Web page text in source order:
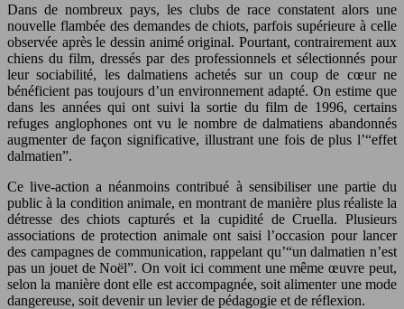
Dans de nombreux pays, les clubs de race constatent alors une
nouvelle flambée des demandes de chiots, parfois supérieure à celle
observée après le dessin animé original. Pourtant, contrairement aux
chiens du film, dressés par des professionnels et sélectionnés pour
leur sociabilité, les dalmatiens achetés sur un coup de cœur ne
bénéficient pas toujours d’un environnement adapté. On estime que
dans les années qui ont suivi la sortie du film de 1996, certains
refuges anglophones ont vu le nombre de dalmatiens abandonnés
augmenter de façon significative, illustrant une fois de plus l’“effet
dalmatien”.
Ce live-action a néanmoins contribué à sensibiliser une partie du
public à la condition animale, en montrant de manière plus réaliste la
détresse des chiots capturés et la cupidité de Cruella. Plusieurs
associations de protection animale ont saisi l’occasion pour lancer
des campagnes de communication, rappelant qu’“un dalmatien n’est
pas un jouet de Noël”. On voit ici comment une même œuvre peut,
selon la manière dont elle est accompagnée, soit alimenter une mode
dangereuse, soit devenir un levier de pédagogie et de réflexion.